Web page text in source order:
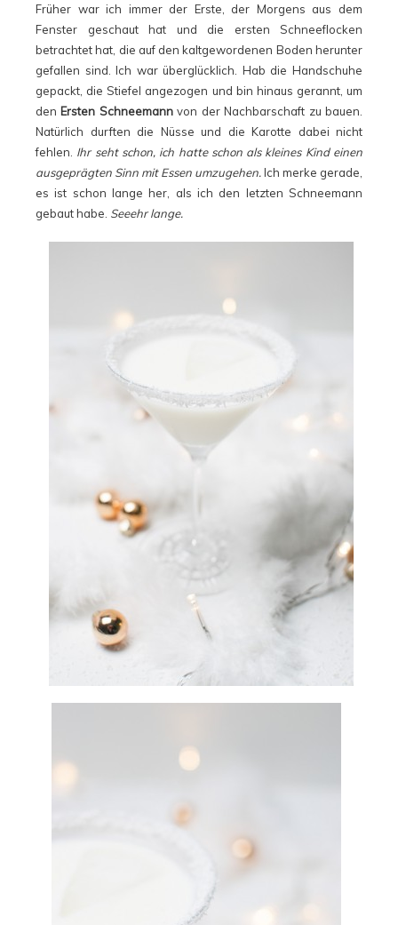
Früher war ich immer der Erste, der Morgens aus dem
Fenster geschaut hat und die ersten Schneeflocken
betrachtet hat, die auf den kaltgewordenen Boden herunter
gefallen sind. Ich war überglücklich. Hab die Handschuhe
gepackt, die Stiefel angezogen und bin hinaus gerannt, um
denErsten Schneemannvon der Nachbarschaft zu bauen.
Natürlich durften die Nüsse und die Karotte dabei nicht
fehlen. Ihr seht schon, ich hatte schon als kleines Kind einen
ausgeprägten Sinn mit Essen umzugehen.Ich merke gerade,
es ist schon lange her, als ich den letzten Schneemann
gebaut habe. Seeehr lange.